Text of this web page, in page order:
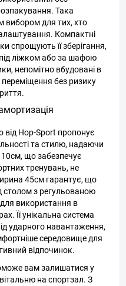
Така
вибором для тих, хто
Компактні
спрощують її зберігання,
ліжком або за шафою
непомітно вбудовані в
переміщення без ризику
від Hop-Sport пропонує
та стилю, надаючи
що забезпечує
тренувань, не
45см гарантує, що
столом з регульованою
використання в
Її унікальна система
ударного навантаження,
середовище для
відпочинок.
вам залишатися у
на спортзал. З